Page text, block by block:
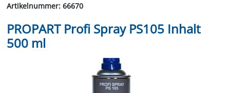
Artikelnummer: 66670
PROPART Profi Spray PS105 Inhalt
500 ml